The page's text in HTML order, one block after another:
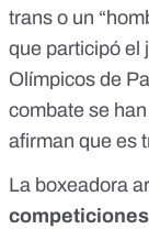
trans o un
que participó el
Olímpicos de
combate se
afirman que es
La boxeadora